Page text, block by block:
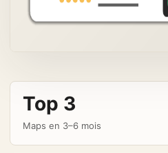
Top 3
Maps en 3–6 mois